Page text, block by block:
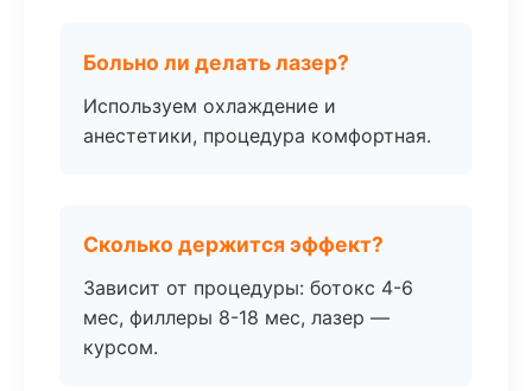
Больно ли делать лазер?
Используем охлаждение и
анестетики, процедура комфортная.
Сколько держится эффект?
Зависит от процедуры: ботокс 4-6
мес, филлеры 8-18 мес, лазер —
курсом.